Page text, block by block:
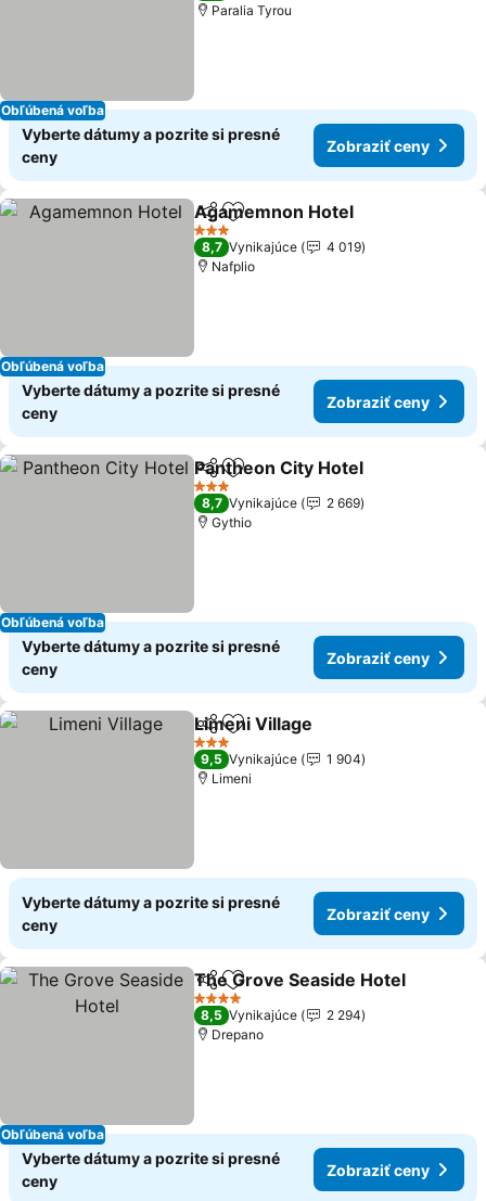
Obľúbená voľba
Paralia Tyrou
Vyberte dátumy a pozrite si presné
ceny
Zobraziť ceny
Obľúbená voľba
ZdieľaťPridať do obľúbených
Agamemnon Hotel
3 Počet hviezdičiek
8,7 Vynikajúce
4 019
Nafplio
Vyberte dátumy a pozrite si presné
ceny
Zobraziť ceny
Obľúbená voľba
ZdieľaťPridať do obľúbených
Pantheon City Hotel
3 Počet hviezdičiek
8,7 Vynikajúce
2 669
Gythio
Vyberte dátumy a pozrite si presné
ceny
Zobraziť ceny
ZdieľaťPridať do obľúbených
Limeni Village
3 Počet hviezdičiek
9,5 Vynikajúce
1 904
Limeni
Vyberte dátumy a pozrite si presné
ceny
Zobraziť ceny
Obľúbená voľba
ZdieľaťPridať do obľúbených
The Grove Seaside Hotel
4 Počet hviezdičiek
8,5 Vynikajúce
2 294
Drepano
Vyberte dátumy a pozrite si presné
ceny
Zobraziť ceny